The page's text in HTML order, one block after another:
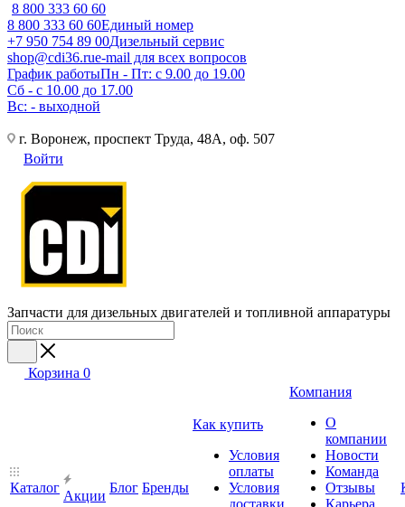
8 800 333 60 60
8 800 333 60 60Единый номер
+7 950 754 89 00Дизельный сервис
shop@cdi36.rue-mail для всех вопросов
График работыПн - Пт: с 9.00 до 19.00
Сб - с 10.00 до 17.00
Вс: - выходной
г. Воронеж, проспект Труда, 48А, оф. 507
Войти
Запчасти для дизельных двигателей и топливной аппаратуры
Корзина 0
Каталог
Акции
Блог Бренды
Как купить
Условия
оплаты
Условия
доставки
Компания
О
компании
Новости
Команда
Отзывы
Карьера